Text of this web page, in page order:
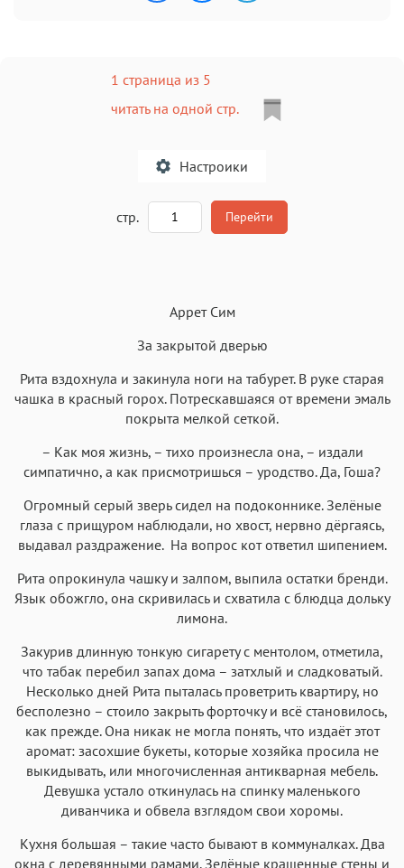
1 страница из 5
читать на одной стр.
Настроики
Аа Аа
Аа Аа
San Francisco Аа Аа
New York
Аа
Helvetica Neue
Аа Аа Аа
Аа Аа Аа Аа
стр. Перейти
Аррет Сим
За закрытой дверью
Рита вздохнула и закинула ноги на табурет. В руке старая
чашка в красный горох. Потрескавшаяся от времени эмаль
покрыта мелкой сеткой.
– Как моя жизнь, – тихо произнесла она, – издали
симпатично, а как присмотришься – уродство. Да, Гоша?
Огромный серый зверь сидел на подоконнике. Зелёные
глаза с прищуром наблюдали, но хвост, нервно дёргаясь,
выдавал раздражение. На вопрос кот ответил шипением.
Рита опрокинула чашку и залпом, выпила остатки бренди.
Язык обожгло, она скривилась и схватила с блюдца дольку
лимона.
Закурив длинную тонкую сигарету с ментолом, отметила,
что табак перебил запах дома – затхлый и сладковатый.
Несколько дней Рита пыталась проветрить квартиру, но
бесполезно – стоило закрыть форточку и всё становилось,
как прежде. Она никак не могла понять, что издаёт этот
аромат: засохшие букеты, которые хозяйка просила не
выкидывать, или многочисленная антикварная мебель.
Девушка устало откинулась на спинку маленького
диванчика и обвела взглядом свои хоромы.
Кухня большая – такие часто бывают в коммуналках. Два
окна с деревянными рамами. Зелёные крашенные стены и